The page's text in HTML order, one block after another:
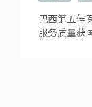
巴西第五佳
服务质量获